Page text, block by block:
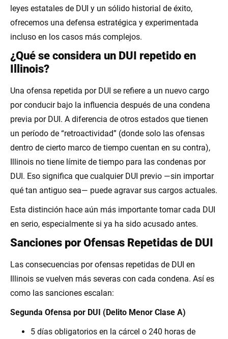
leyes estatales de DUI y un sólido historial de éxito,
ofrecemos una defensa estratégica y experimentada
incluso en los casos más complejos.
¿Qué se considera un DUI repetido en
Illinois?
Una ofensa repetida por DUI se refiere a un nuevo cargo
por conducir bajo la influencia después de una condena
previa por DUI. A diferencia de otros estados que tienen
un período de “retroactividad” (donde solo las ofensas
dentro de cierto marco de tiempo cuentan en su contra),
Illinois no tiene límite de tiempo para las condenas por
DUI. Eso significa que cualquier DUI previo —sin importar
qué tan antiguo sea— puede agravar sus cargos actuales.
Esta distinción hace aún más importante tomar cada DUI
en serio, especialmente si ya ha sido acusado antes.
Sanciones por Ofensas Repetidas de DUI
Las consecuencias por ofensas repetidas de DUI en
Illinois se vuelven más severas con cada condena. Así es
como las sanciones escalan:
Segunda Ofensa por DUI (Delito Menor Clase A)
5 días obligatorios en la cárcel o 240 horas de